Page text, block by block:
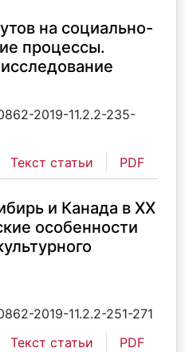
на социально-
процессы.
2019-11.2.2-235-
Текст статьи PDF
и Канада в ХХ
особенности
2019-11.2.2-251-271
Текст статьи PDF